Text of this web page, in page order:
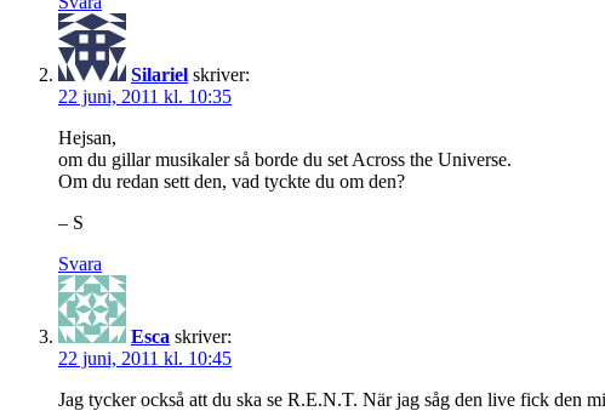
Silariel skriver:
22 juni, 2011 kl. 10:35
Hejsan,
om du gillar musikaler så borde du set Across the Universe.
Om du redan sett den, vad tyckte du om den?
– S
Svara
Esca skriver:
22 juni, 2011 kl. 10:45
Jag tycker också att du ska se R.E.N.T. När jag såg den live fick den